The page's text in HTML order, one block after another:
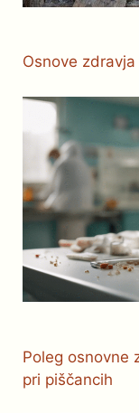
Osnove
Poleg osnovne
pri piščancih